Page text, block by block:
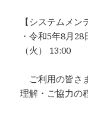
【システムメン
・令和5年8月
（火） 13:00
ご利用の皆さ
理解・ご協力の